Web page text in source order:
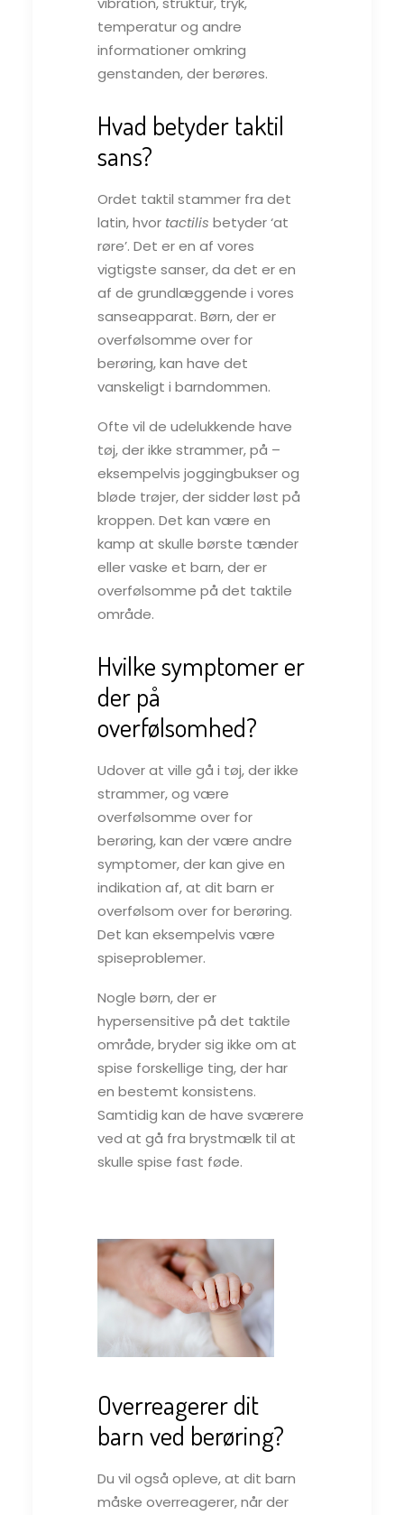
temperatur og andre
informationer omkring
genstanden, der berøres.
Hvad betyder taktil
sans?
Ordet taktil stammer fra det
latin, hvor tactilis betyder ‘at
røre’. Det er en af vores
vigtigste sanser, da det er en
af de grundlæggende i vores
sanseapparat. Børn, der er
overfølsomme over for
berøring, kan have det
vanskeligt i barndommen.
Ofte vil de udelukkende have
tøj, der ikke strammer, på –
eksempelvis joggingbukser og
bløde trøjer, der sidder løst på
kroppen. Det kan være en
kamp at skulle børste tænder
eller vaske et barn, der er
overfølsomme på det taktile
område.
Hvilke symptomer er
der på
overfølsomhed?
Udover at ville gå i tøj, der ikke
strammer, og være
overfølsomme over for
berøring, kan der være andre
symptomer, der kan give en
indikation af, at dit barn er
overfølsom over for berøring.
Det kan eksempelvis være
spiseproblemer.
Nogle børn, der er
hypersensitive på det taktile
område, bryder sig ikke om at
spise forskellige ting, der har
en bestemt konsistens.
Samtidig kan de have sværere
ved at gå fra brystmælk til at
skulle spise fast føde.
Overreagerer dit
barn ved berøring?
Du vil også opleve, at dit barn
måske overreagerer, når der